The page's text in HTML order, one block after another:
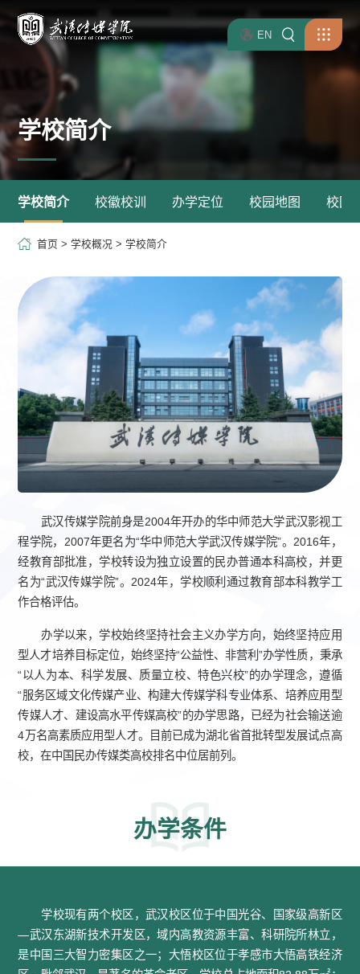
EN
学校简介
学校简介 校徽校训 办学定位 校园地图 校园
首页 >学校概况 >学校简介
武汉传媒学院前身是2004年开办的华中师范大学武汉影视工
程学院，2007年更名为“华中师范大学武汉传媒学院”。2016年，
经教育部批准，学校转设为独立设置的民办普通本科高校，并更
名为“武汉传媒学院”。2024年，学校顺利通过教育部本科教学工
作合格评估。
办学以来，学校始终坚持社会主义办学方向，始终坚持应用
型人才培养目标定位，始终坚持“公益性、非营利”办学性质，秉承
“以人为本、科学发展、质量立校、特色兴校”的办学理念，遵循
“服务区域文化传媒产业、构建大传媒学科专业体系、培养应用型
传媒人才、建设高水平传媒高校”的办学思路，已经为社会输送逾
4万名高素质应用型人才。目前已成为湖北省首批转型发展试点高
校，在中国民办传媒类高校排名中位居前列。
办学条件
学校现有两个校区，武汉校区位于中国光谷、国家级高新区
—武汉东湖新技术开发区，域内高教资源丰富、科研院所林立，
是中国三大智力密集区之一；大悟校区位于孝感市大悟高铁经济